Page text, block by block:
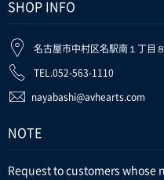
SHOP INFO
名古屋市中村区名駅南１丁目
TEL.052-563-1110
nayabashi@avhearts.com
NOTE
Request to customers whose